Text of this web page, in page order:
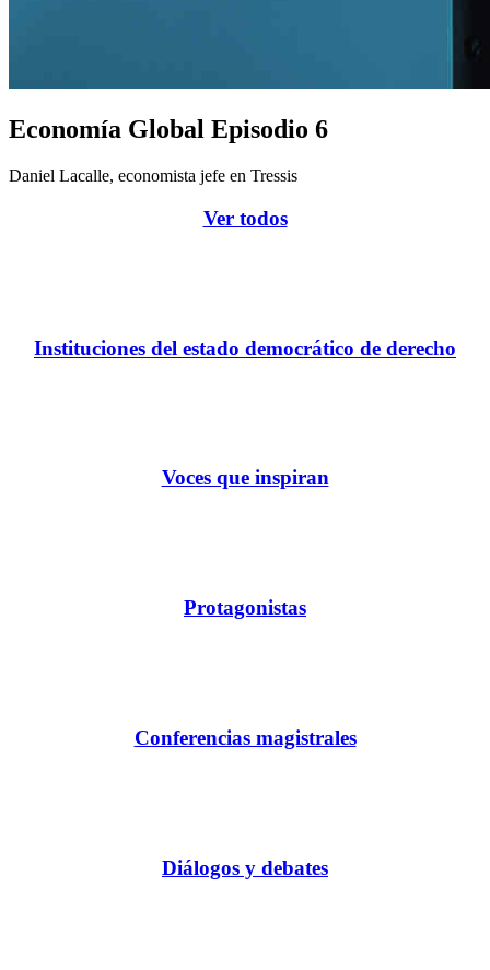
Economía Global Episodio 6
Daniel Lacalle, economista jefe en Tressis
Ver todos
Instituciones del estado democrático de derecho
Voces que inspiran
Protagonistas
Conferencias magistrales
Diálogos y debates